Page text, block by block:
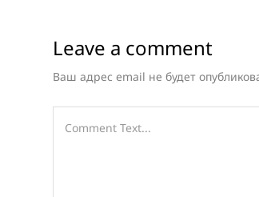
Leave a comment
Ваш адрес email не будет